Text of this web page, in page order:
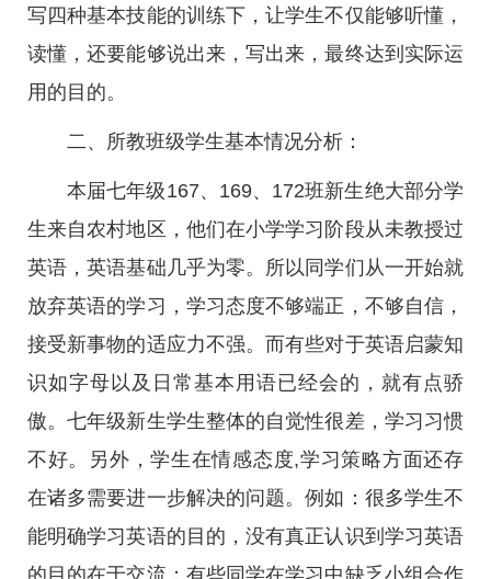
写四种基本技能的训练下，让学生不仅能够听懂，
读懂，还要能够说出来，写出来，最终达到实际运
用的目的。
二、所教班级学生基本情况分析：
本届七年级167、169、172班新生绝大部分学
生来自农村地区，他们在小学学习阶段从未教授过
英语，英语基础几乎为零。所以同学们从一开始就
放弃英语的学习，学习态度不够端正，不够自信，
接受新事物的适应力不强。而有些对于英语启蒙知
识如字母以及日常基本用语已经会的，就有点骄
傲。七年级新生学生整体的自觉性很差，学习习惯
不好。另外，学生在情感态度,学习策略方面还存
在诸多需要进一步解决的问题。例如：很多学生不
能明确学习英语的目的，没有真正认识到学习英语
的目的在于交流；有些同学在学习中缺乏小组合作